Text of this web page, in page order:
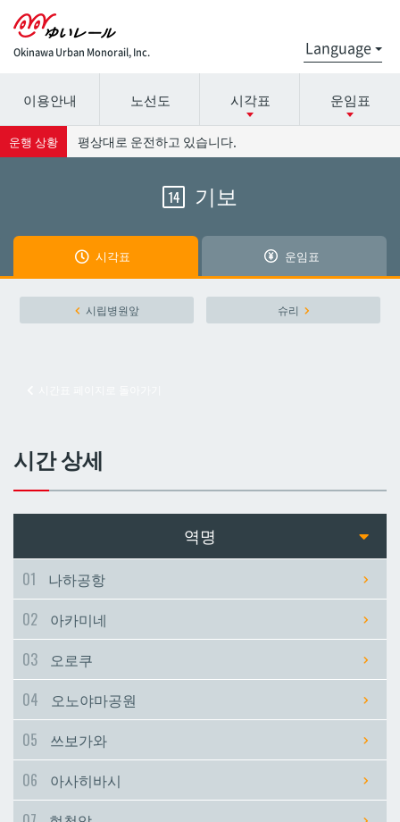
Okinawa Urban Monorail, Inc.
시간표 세부 정보의 방송국 이름을 선택하십시오.
나하공항
아사토
요금표에 대한 자세한 내용은 역 이름을 선택하십시오.
나하공항
아사토
이용안내 노선도 시각표 운임표
운행 상황 평상대로 운전하고 있습니다.
14 기보
시각표 운임표
시립병원앞 슈리
시간 상세
역명
01
나하공항
02
아카미네
03
오로쿠
04
오노야마공원
05
쓰보가와
06
아사히바시